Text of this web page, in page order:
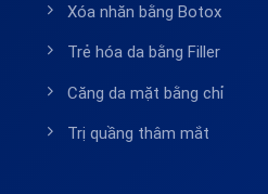
Xóa nhăn bằng Botox
Trẻ hóa da bằng Filler
Căng da mặt bằng chỉ
Trị quầng thâm mắt